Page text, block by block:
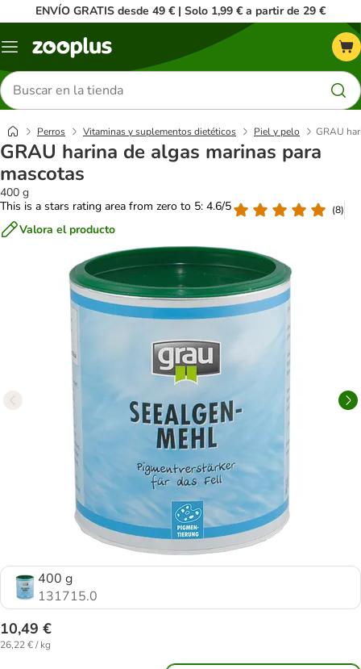
ENVÍO GRATIS desde 49 € | Solo 1,99 € a partir de 29 €
Menú
Buscar
productos
Perros Vitaminas y suplementos dietéticos Piel y pelo GRAU
GRAU harina de algas marinas para
mascotas
400 g
This is a stars rating area from zero to 5: 4.6/5
(8)
Valora el producto
400 g
131715.0
10,49 €
26,22 € / kg